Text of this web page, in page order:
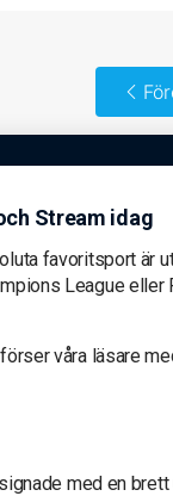
Stream idag
favoritsport är
League
våra läsare
med en